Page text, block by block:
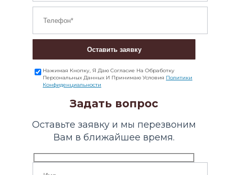
Оставить заявку
Нажимая Кнопку, Я Даю Согласие На Обработку
Персональных Данных И Принимаю Условия Политики
Конфиденциальности
Задать вопрос
Оставьте заявку и мы перезвоним
Вам в ближайшее время.